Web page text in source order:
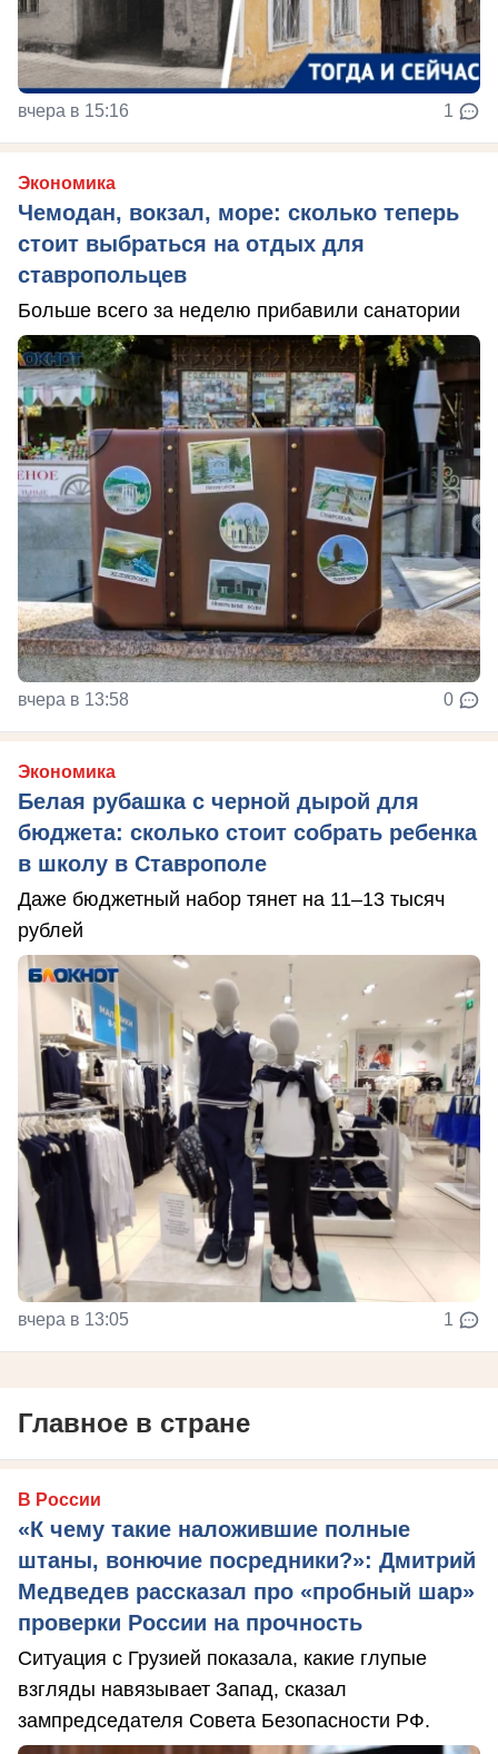
вчера в 15:16 1
Экономика
Чемодан, вокзал, море: сколько теперь
стоит выбраться на отдых для
ставропольцев
Больше всего за неделю прибавили санатории
вчера в 13:58 0
Экономика
Белая рубашка с черной дырой для
бюджета: сколько стоит собрать ребенка
в школу в Ставрополе
Даже бюджетный набор тянет на 11–13 тысяч
рублей
вчера в 13:05 1
Главное в стране
В России
«К чему такие наложившие полные
штаны, вонючие посредники?»: Дмитрий
Медведев рассказал про «пробный шар»
проверки России на прочность
Ситуация с Грузией показала, какие глупые
взгляды навязывает Запад, сказал
зампредседателя Совета Безопасности РФ.